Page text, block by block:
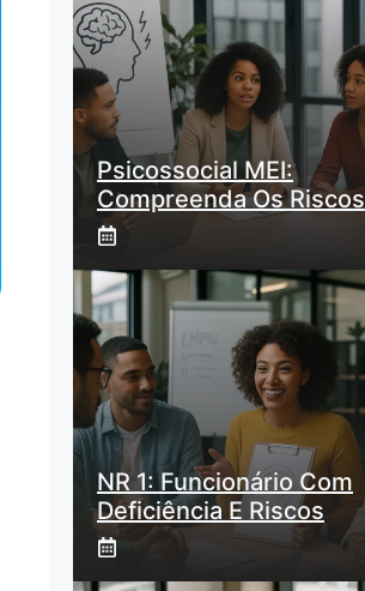
Psicossocial MEI:
Compreenda Os Riscos
NR 1: Funcionário Com
Deficiência E Riscos